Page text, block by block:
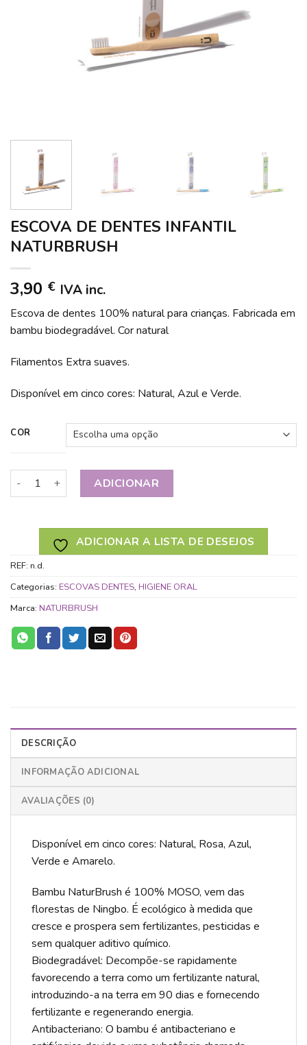
ESCOVA DE DENTES INFANTIL
NATURBRUSH
3,90 € IVA inc.
Escova de dentes 100% natural para crianças. Fabricada em
bambu biodegradável. Cor natural
Filamentos Extra suaves.
Disponível em cinco cores: Natural, Azul e Verde.
COR
Quantidade de ESCOVA DE DENTES INFANTIL NATURBRUSH
ADICIONAR
ADICIONAR A LISTA DE DESEJOS
REF: n.d.
Categorias: ESCOVAS DENTES, HIGIENE ORAL
Marca: NATURBRUSH
DESCRIÇÃO
INFORMAÇÃO ADICIONAL
AVALIAÇÕES (0)
Disponível em cinco cores: Natural, Rosa, Azul,
Verde e Amarelo.
Bambu NaturBrush é 100% MOSO, vem das
florestas de Ningbo. É ecológico à medida que
cresce e prospera sem fertilizantes, pesticidas e
sem qualquer aditivo químico.
Biodegradável: Decompõe-se rapidamente
favorecendo a terra como um fertilizante natural,
introduzindo-a na terra em 90 dias e fornecendo
fertilizante e regenerando energia.
Antibacteriano: O bambu é antibacteriano e